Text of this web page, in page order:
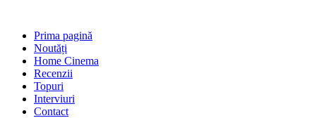
Prima pagină
Noutăți
Home Cinema
Recenzii
Topuri
Interviuri
Contact